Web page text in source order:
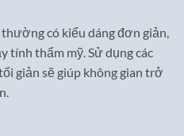
có kiểu dáng đơn giản,
tính thẩm mỹ. Sử dụng các
giản sẽ giúp không gian trở